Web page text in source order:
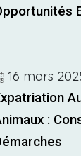
16 mars
: